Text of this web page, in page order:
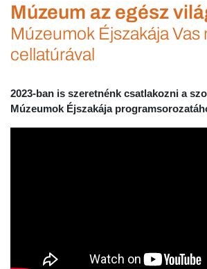
Múzeum az egész
Múzeumok Éjszakája Vas
cellatúrával
2023-ban is szeretnénk csatlakozni a
Múzeumok Éjszakája